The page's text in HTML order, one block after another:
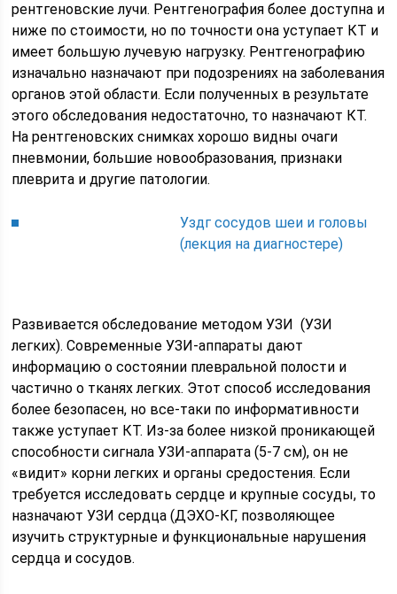
рентгеновские лучи. Рентгенография более доступна и
ниже по стоимости, но по точности она уступает КТ и
имеет большую лучевую нагрузку. Рентгенографию
изначально назначают при подозрениях на заболевания
органов этой области. Если полученных в результате
этого обследования недостаточно, то назначают КТ.
На рентгеновских снимках хорошо видны очаги
пневмонии, большие новообразования, признаки
плеврита и другие патологии.
Уздг сосудов шеи и головы
(лекция на диагностере)
Развивается обследование методом УЗИ (УЗИ
легких). Современные УЗИ-аппараты дают
информацию о состоянии плевральной полости и
частично о тканях легких. Этот способ исследования
более безопасен, но все-таки по информативности
также уступает КТ. Из-за более низкой проникающей
способности сигнала УЗИ-аппарата (5-7 см), он не
«видит» корни легких и органы средостения. Если
требуется исследовать сердце и крупные сосуды, то
назначают УЗИ сердца (ДЭХО-КГ, позволяющее
изучить структурные и функциональные нарушения
сердца и сосудов.